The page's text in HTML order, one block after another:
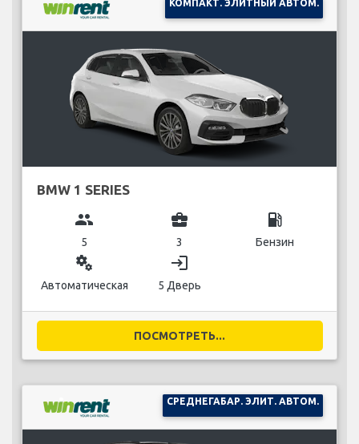
КОМПАКТ. ЭЛИТНЫЙ АВТОМ.
BMW 1 SERIES
group
5
business_center
3
local_gas_station
Бензин
miscellaneous_services
Автоматическая
login
5 Дверь
ПОСМОТРЕТЬ...
СРЕДНЕГАБАР. ЭЛИТ. АВТОМ.